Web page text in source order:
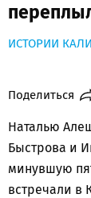
ИСТОРИИ
Поделиться
Наталью
Быстрова и
минувшую
встречали в